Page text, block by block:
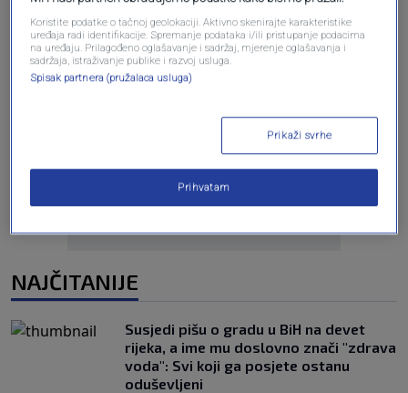
NAJČITANIJE
Susjedi pišu o gradu u BiH na devet
rijeka, a ime mu doslovno znači "zdrava
voda": Svi koji ga posjete ostanu
oduševljeni
Koristite podatke o tačnoj geolokaciji. Aktivno skenirajte karakteristike
uređaja radi identifikacije. Spremanje podataka i/ili pristupanje podacima
na uređaju. Prilagođeno oglašavanje i sadržaj, mjerenje oglašavanja i
sadržaja, istraživanje publike i razvoj usluga.
Spisak partnera (pružalaca usluga)
Prikaži svrhe
Prihvatam